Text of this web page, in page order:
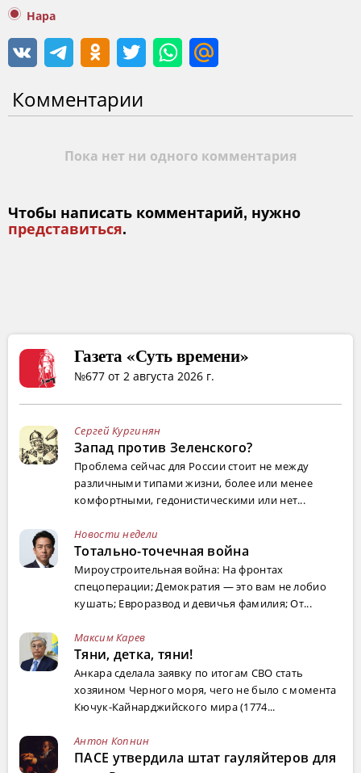
Нара
Комментарии
Пока нет ни одного комментария
Чтобы написать комментарий, нужно
представиться.
Газета «Суть времени»
№677 от 2 августа 2026 г.
Сергей Кургинян
Запад против Зеленского?
Проблема сейчас для России стоит не между
различными типами жизни, более или менее
комфортными, гедонистическими или нет...
Новости недели
Тотально-точечная война
Мироустроительная война: На фронтах
спецоперации; Демократия — это вам не лобио
кушать; Евроразвод и девичья фамилия; От...
Максим Карев
Тяни, детка, тяни!
Анкара сделала заявку по итогам СВО стать
хозяином Черного моря, чего не было с момента
Кючук-Кайнарджийского мира (1774...
Антон Копнин
ПАСЕ утвердила штат гауляйтеров для